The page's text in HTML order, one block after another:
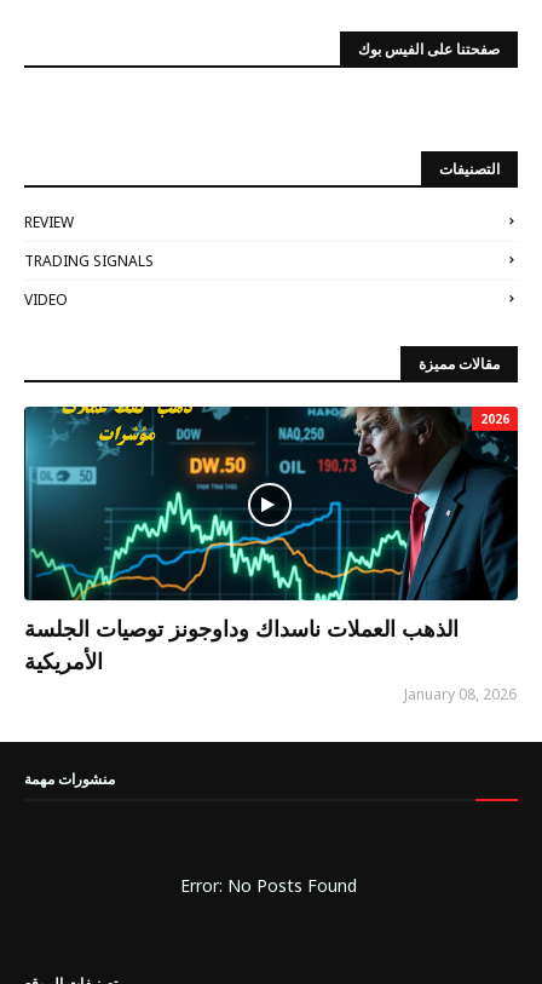
صفحتنا على الفيس بوك
التصنيفات
REVIEW
TRADING SIGNALS
VIDEO
مقالات مميزة
2026
الذهب العملات ناسداك وداوجونز توصيات الجلسة
الأمريكية
January 08, 2026
منشورات مهمة
Error: No Posts Found